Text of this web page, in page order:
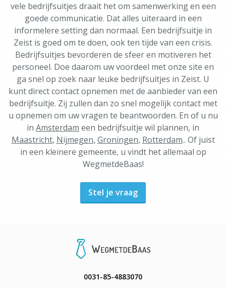
vele bedrijfsuitjes draait het om samenwerking en een
goede communicatie. Dat alles uiteraard in een
informelere setting dan normaal. Een bedrijfsuitje in
Zeist is goed om te doen, ook ten tijde van een crisis.
Bedrijfsuitjes bevorderen de sfeer en motiveren het
personeel. Doe daarom uw voordeel met onze site en
ga snel op zoek naar leuke bedrijfsuitjes in Zeist. U
kunt direct contact opnemen met de aanbieder van een
bedrijfsuitje. Zij zullen dan zo snel mogelijk contact met
u opnemen om uw vragen te beantwoorden. En of u nu
in Amsterdam een bedrijfsuitje wil plannen, in
Maastricht, Nijmegen, Groningen, Rotterdam.. Of juist
in een kleinere gemeente, u vindt het allemaal op
WegmetdeBaas!
Stel je vraag
0031-85-4883070